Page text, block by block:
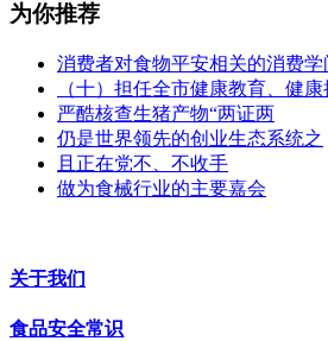
为你推荐
消费者对食物平安相关的消费学
（十）担任全市健康教育、健
严酷核查生猪产物“两证两
仍是世界领先的创业生态系统之
且正在党不、不收手
做为食械行业的主要嘉会
关于我们
食品安全常识